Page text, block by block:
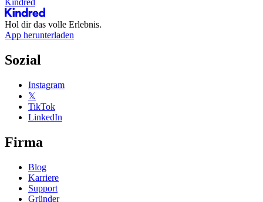
Kindred
Hol dir das volle Erlebnis.
App herunterladen
Sozial
Instagram
𝕏
TikTok
LinkedIn
Firma
Blog
Karriere
Support
Gründer